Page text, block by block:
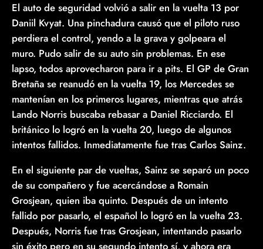
El auto de seguridad volvió a salir en la vuelta 13 por
Daniil Kvyat. Una pinchadura causó que el piloto ruso
perdiera el control, yendo a la grava y golpeara el
muro. Pudo salir de su auto sin problemas. En ese
lapso, todos aprovecharon para ir a pits. El GP de Gran
Bretaña se reanudó en la vuelta 19, los Mercedes se
mantenían en los primeros lugares, mientras que atrás
Lando Norris buscaba rebasar a Daniel Ricciardo. El
británico lo logró en la vuelta 20, luego de algunos
intentos fallidos. Inmediatamente fue tras Carlos Sainz.
En el siguiente par de vueltas, Sainz se separó un poco
de su compañero y fue acercándose a Romain
Grosjean, quien iba quinto. Después de un intento
fallido por pasarlo, el español lo logró en la vuelta 23.
Después, Norris fue tras Grosjean, intentando pasarlo
sin éxito pero en su segundo intento sí, y ahora era